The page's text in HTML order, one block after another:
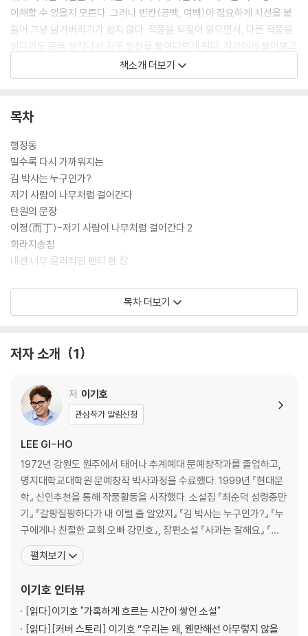
이해할 수 있을지 모른다. 그러나 빈칸(공백, 여백)이 집요하게 시선을 붙
들어 그냥 넘겨버리기가 쉽지 않다. 작품을 되짚어 읽으면서, 다른 작품을
읽다가도 문득 생각나서 자꾸 빈칸을 들여다보게 된다. 작가에게 물어보고
싶지만 “제발 상상 좀 하고 살아라”라며 감히 독자를 질타하던 목소리(「발
밑으로 사라진 사람들」 『최순덕 성령 충만기』)가 환청처럼 들린다.
책소개 더보기
목차
행정동
밀수록 다시 가까워지는
김 박사는 누구인가?
저기 사람이 나무처럼 걸어간다
탄원의 문장
이정(而丁)-저기 사람이 나무처럼 걸어간다 2
화라지송침
내겐 너무 윤리적인 팬티 한 장
해설. 이야기의 경계를 넘어, 이야기되지 않는 삶을 찾아서_ 김동식
목차 더보기
저자 소개 1
저 이기호
관심작가 알림신청
LEE GI-HO
1972년 강원도 원주에서 태어나 추계예대 문예창작과를 졸업하고,
명지대학교대학원 문예창작 박사과정을 수료했다. 1999년 『현대문
학』 신인추천을 통해 작품활동을 시작했다. 소설집 『최순덕 성령충만
기』 『갈팡질팡하다가 내 이럴 줄 알았지』 『김 박사는 누구인가?』 『누
구에게나 친절한 교회 오빠 강민호』, 장편소설 『사과는 잘해요』 『차
남들의 세계사』, 중편소설 『목양면 방화 사건 전말기』, 짧은 소설 『웬
만해선 아무렇지 않다』 『세 살 버릇 여름까지 간다』 『누가 봐도 연애
일보문학상, 황순원문학상, 노근리평화상
펼쳐보기
이기호 인터뷰
[읽다]이기호 "가혹하게 흐르는 시간이 쌓인 소설"
[읽다][커버 스토리] 이기호 “우리는 왜, 웬만해선 아무렇지 않을